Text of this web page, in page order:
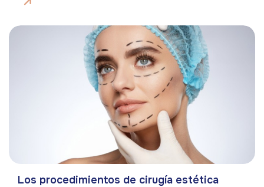
Los procedimientos de cirugía estética